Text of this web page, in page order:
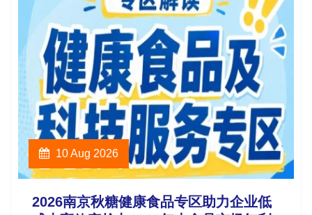
10 Aug 2026
2026南京秋糖健康食品专区助力企业低